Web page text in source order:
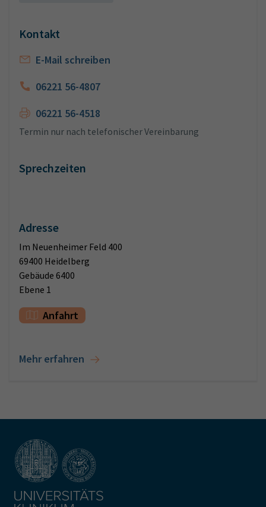
Kontakt
E-Mail schreiben
06221 56-4807
06221 56-4518
Termin nur nach telefonischer Vereinbarung
Sprechzeiten
Adresse
Im Neuenheimer Feld 400
69400 Heidelberg
Gebäude 6400
Ebene 1
Anfahrt
Mehr erfahren